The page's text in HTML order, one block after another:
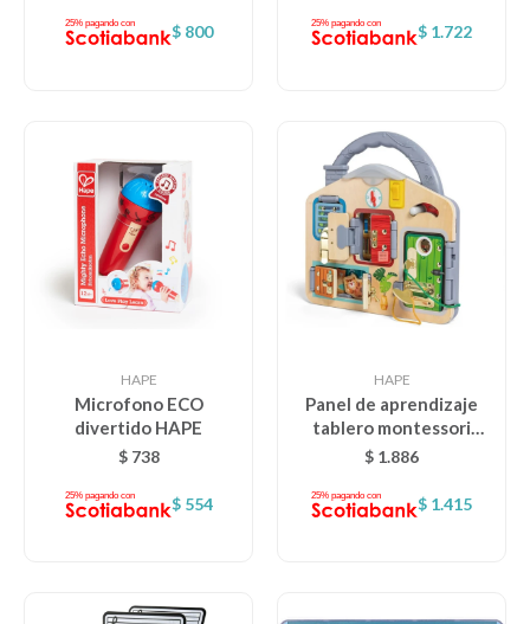
$ 800 $ 1.722
HAPE
Microfono ECO
divertido HAPE
$ 738
$ 554
HAPE
Panel de aprendizaje
tablero montessori
HAPE
$ 1.886
$ 1.415